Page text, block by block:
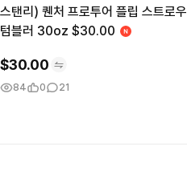
스탠리) 퀜처 프로투어 플립 스트로우
텀블러 30oz $30.00
$30.00
84 0 21